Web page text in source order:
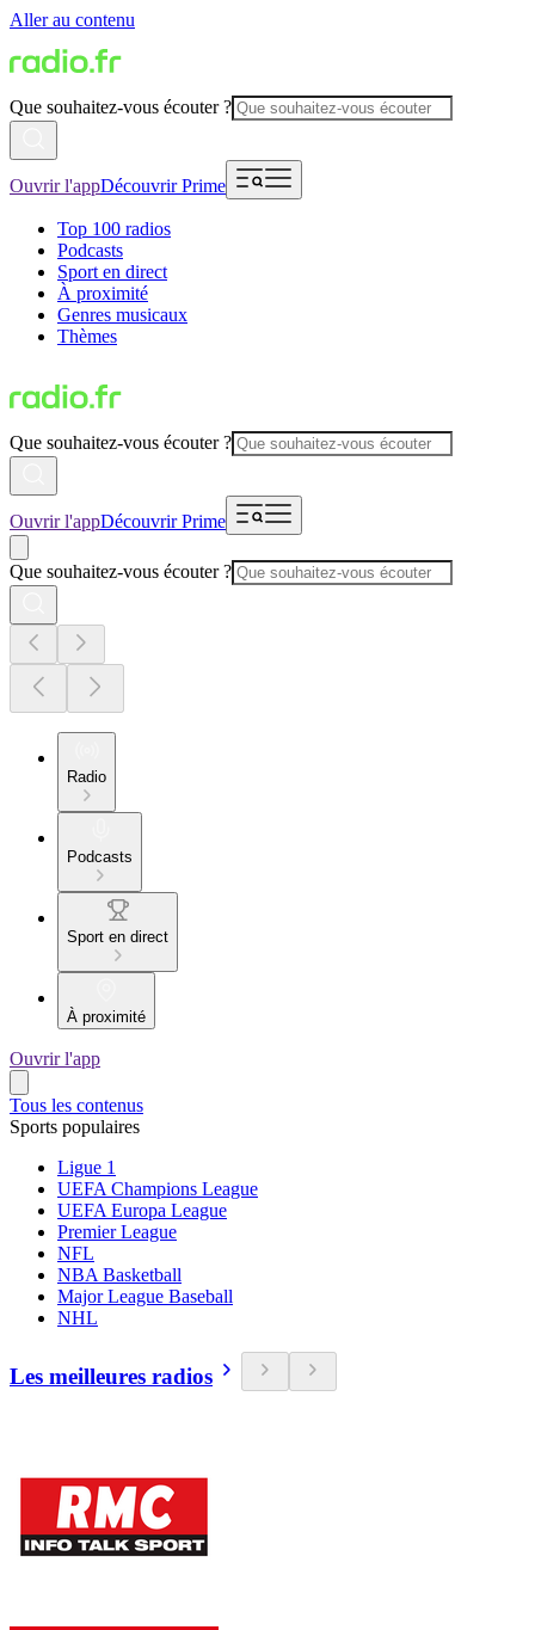
Aller au contenu
Que souhaitez-vous écouter ?
Ouvrir l'appDécouvrir Prime
Top 100 radios
Podcasts
Sport en direct
À proximité
Genres musicaux
Thèmes
Que souhaitez-vous écouter ?
Ouvrir l'appDécouvrir Prime
Que souhaitez-vous écouter ?
Radio
Podcasts
Sport en direct
À proximité
Ouvrir l'app
Tous les contenus
Sports populaires
Ligue 1
UEFA Champions League
UEFA Europa League
Premier League
NFL
NBA Basketball
Major League Baseball
NHL
Les meilleures radios